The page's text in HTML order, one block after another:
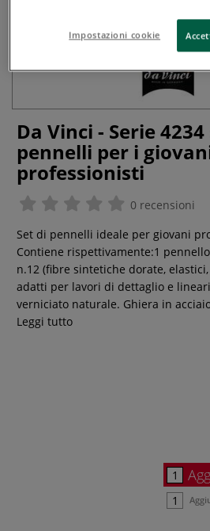
Da Vinci - Serie
pennelli per i
professionisti
0 recensioni
Set di pennelli ideale per giovani
Contiene rispettivamente:1
n.12 (fibre sintetiche dorate,
adatti per lavori di dettaglio e
verniciato naturale. Ghiera in
Leggi tutto
Impostazioni cookie